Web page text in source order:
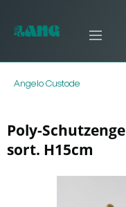
Angelo Custode
Poly-
sort. H15cm